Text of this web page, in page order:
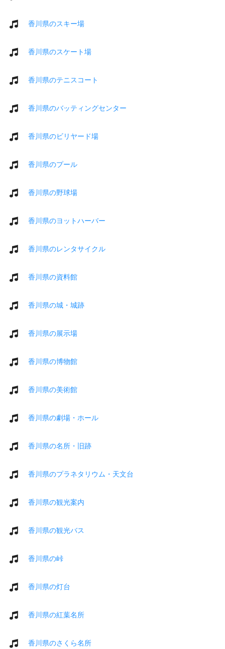
香川県のスキー場
香川県のスケート場
香川県のテニスコート
香川県のバッティングセンター
香川県のビリヤード場
香川県のプール
香川県の野球場
香川県のヨットハーバー
香川県のレンタサイクル
香川県の資料館
香川県の城・城跡
香川県の展示場
香川県の博物館
香川県の美術館
香川県の劇場・ホール
香川県の名所・旧跡
香川県のプラネタリウム・天文台
香川県の観光案内
香川県の観光バス
香川県の峠
香川県の灯台
香川県の紅葉名所
香川県のさくら名所